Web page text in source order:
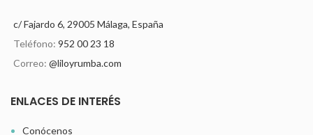
c/ Fajardo 6, 29005 Málaga, España
Teléfono: 952 00 23 18
Correo: @liloyrumba.com
ENLACES DE INTERÉS
Conócenos